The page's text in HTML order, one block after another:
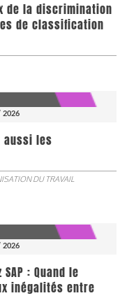
de la discrimination
de classification
2026
aussi les
DU TRAVAIL
2026
: Quand le
inégalités entre